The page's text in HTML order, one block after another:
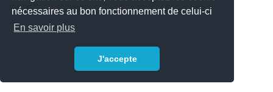
nécessaires au bon fonctionnement de celui-ci
En savoir plus
J'accepte